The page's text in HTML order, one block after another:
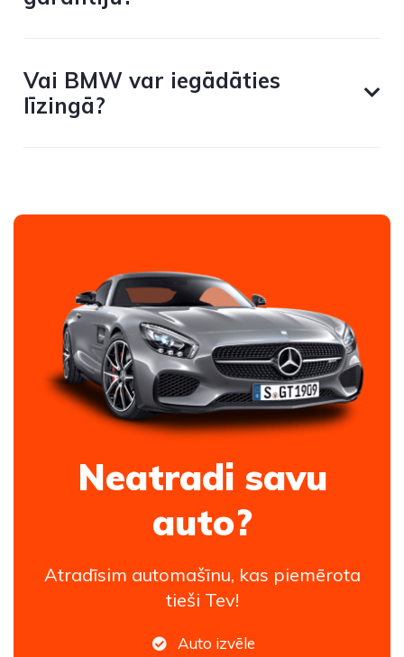
Vai BMW var iegādāties
līzingā?
Neatradi savu
auto?
Atradīsim automašīnu, kas piemērota
tieši Tev!
Auto izvēle